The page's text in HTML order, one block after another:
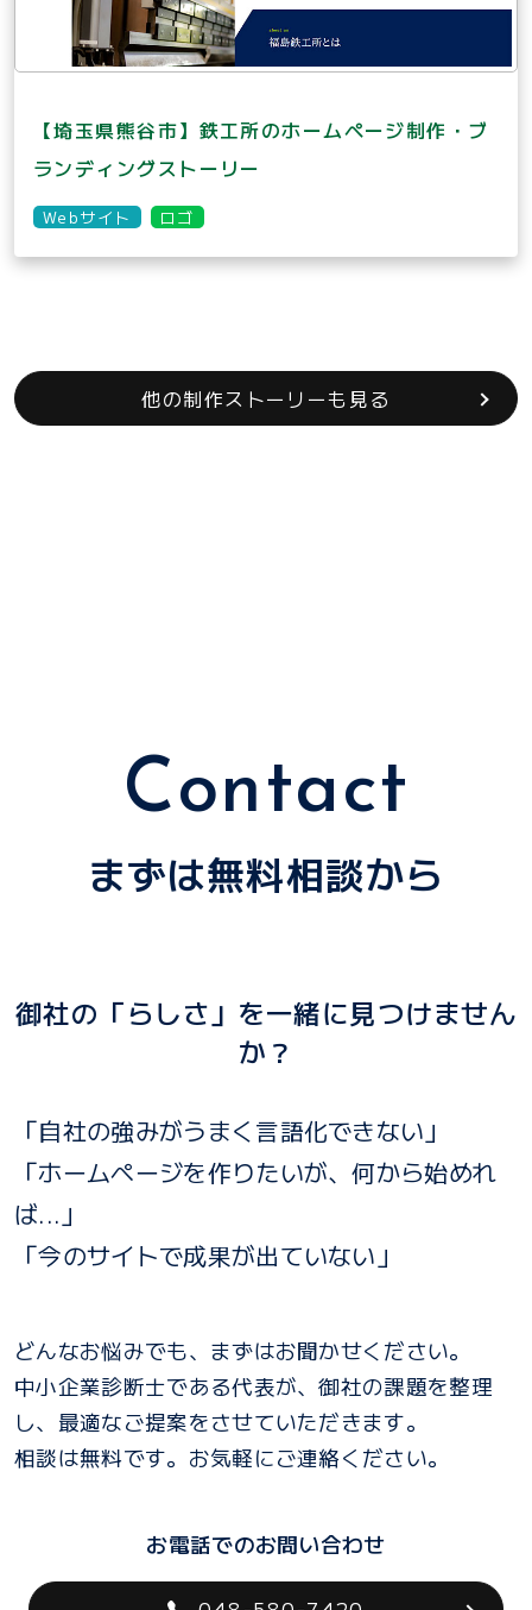
【埼玉県熊谷市】鉄工所のホームページ制作・ブ
ランディングストーリー
Webサイト ロゴ
他の制作ストーリーも見る
Contact
まずは無料相談から
御社の「らしさ」を一緒に見つけません
か？
「自社の強みがうまく言語化できない」
「ホームページを作りたいが、何から始めれ
ば...」
「今のサイトで成果が出ていない」
どんなお悩みでも、まずはお聞かせください。
中小企業診断士である代表が、御社の課題を整理
し、最適なご提案をさせていただきます。
相談は無料です。お気軽にご連絡ください。
お電話でのお問い合わせ